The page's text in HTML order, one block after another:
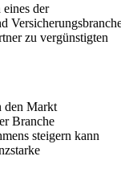
der
zu vergünstigten
den Markt
Branche
steigern kann